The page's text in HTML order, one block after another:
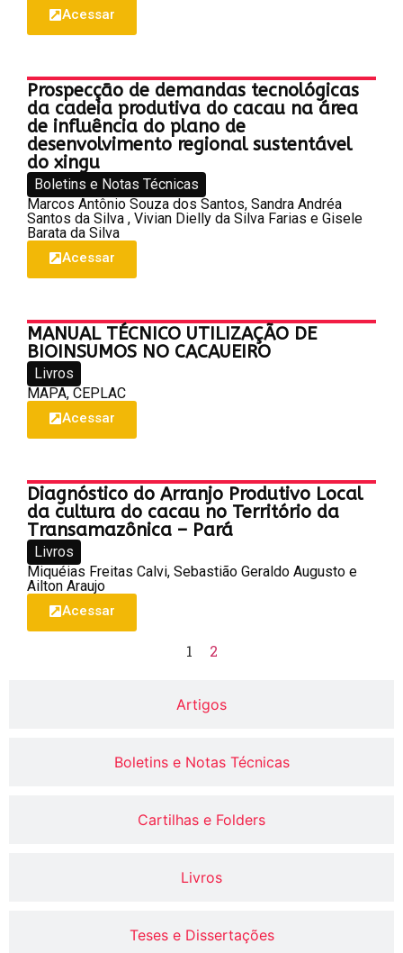
Artigos
Boletins e Notas Técnicas
Cartilhas e Folders
Livros
Teses e Dissertações
Acessar
Prospecção de demandas tecnológicas
da cadeia produtiva do cacau na área
de influência do plano de
desenvolvimento regional sustentável
do xingu
Boletins e Notas Técnicas
Marcos Antônio Souza dos Santos, Sandra Andréa
Santos da Silva , Vivian Dielly da Silva Farias e Gisele
Barata da Silva
Acessar
MANUAL TÉCNICO UTILIZAÇÃO DE
BIOINSUMOS NO CACAUEIRO
Livros
MAPA, CEPLAC
Acessar
Diagnóstico do Arranjo Produtivo Local
da cultura do cacau no Território da
Transamazônica – Pará
Livros
Miquéias Freitas Calvi, Sebastião Geraldo Augusto e
Ailton Araujo
Acessar
1 2